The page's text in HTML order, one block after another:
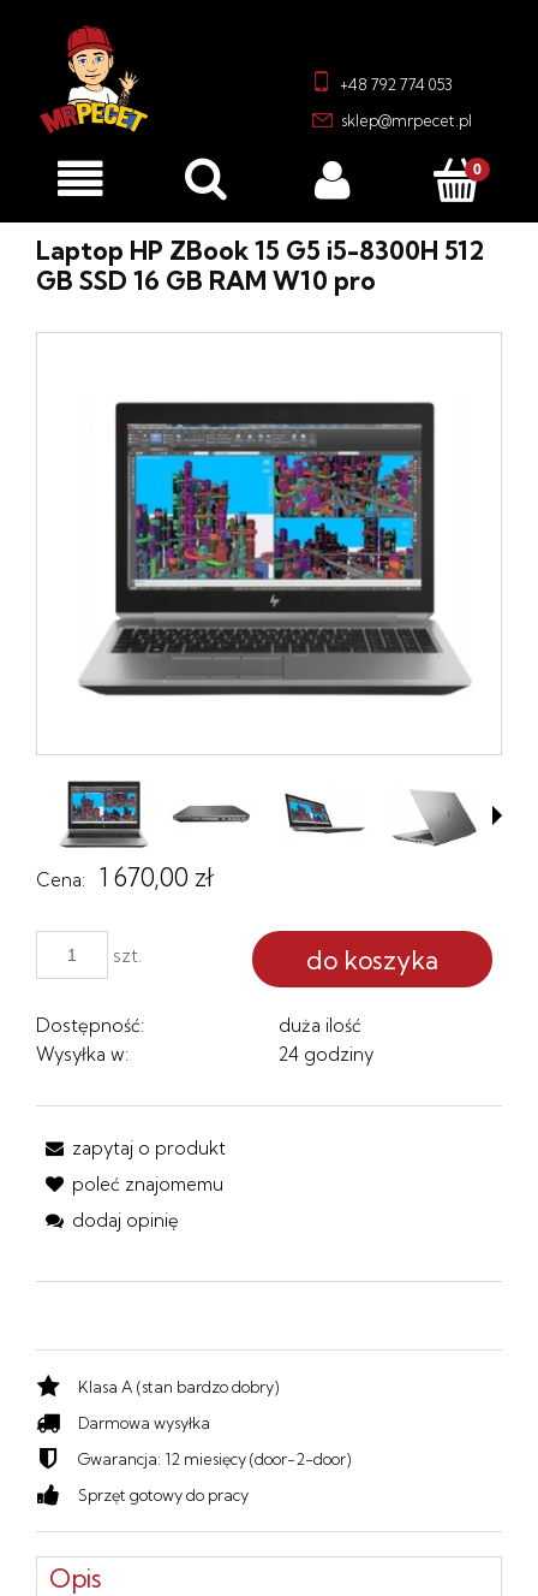
+48 792 774 053
sklep@mrpecet.pl
Laptop HP ZBook 15 G5 i5-8300H 512
GB SSD 16 GB RAM W10 pro
Cena: 1 670,00 zł
szt. do koszyka
Dostępność:
duża ilość
Wysyłka w:
24 godziny
zapytaj o produkt
poleć znajomemu
dodaj opinię
Klasa A (stan bardzo dobry)
Darmowa wysyłka
Gwarancja: 12 miesięcy (door-2-door)
Sprzęt gotowy do pracy
Opis